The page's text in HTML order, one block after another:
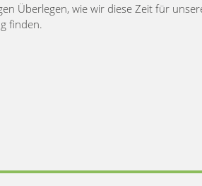
Überlegen, wie wir diese Zeit für
finden.